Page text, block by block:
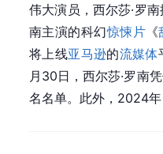
伟大演员，西尔莎·罗
南主演的科幻惊悚片《
将上线亚马逊的流媒体
月30日，西尔莎·罗南
名名单。此外，2024